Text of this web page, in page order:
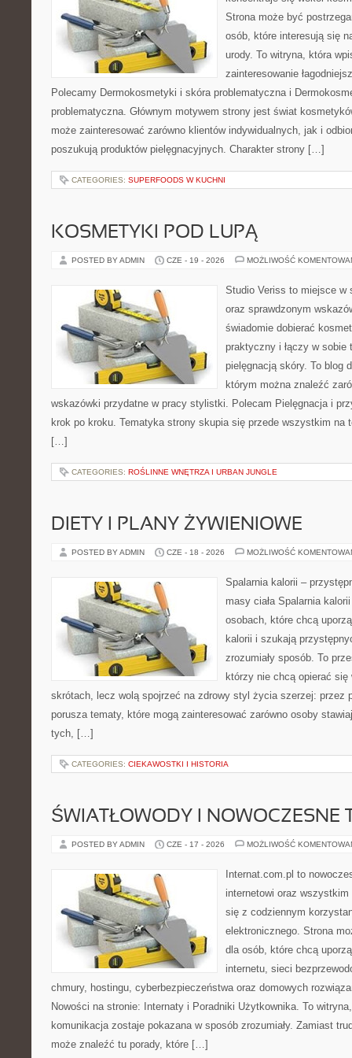
Strona może być
osób, które interesują się
urody. To witryna, która
zainteresowanie
Polecamy Dermokosmetyki i skóra problematyczna i
problematyczna. Głównym motywem strony jest świat
może zainteresować zarówno klientów indywidualnych, jak i
poszukują produktów pielęgnacyjnych. Charakter strony […]
CATEGORIES: SUPERFOODS W KUCHNI
KOSMETYKI POD LUPĄ
POSTED BY ADMIN CZE - 19 - 2026 MOŻLIWOŚĆ
Studio Veriss to miejsce w
oraz sprawdzonym
świadomie dobierać
praktyczny i łączy w sobie
pielęgnacją skóry. To blog
którym można znaleźć
wskazówki przydatne w pracy stylistki. Polecam Pielęgnacja i
krok po kroku. Tematyka strony skupia się przede wszystkim na
[…]
CATEGORIES: ROŚLINNE WNĘTRZA I URBAN JUNGLE
DIETY I PLANY ŻYWIENIOWE
POSTED BY ADMIN CZE - 18 - 2026 MOŻLIWOŚĆ
Spalarnia kalorii –
masy ciała Spalarnia
osobach, które chcą
kalorii i szukają
zrozumiały sposób. To
którzy nie chcą opierać się
skrótach, lecz wolą spojrzeć na zdrowy styl życia szerzej: przez
porusza tematy, które mogą zainteresować zarówno osoby
tych, […]
CATEGORIES: CIEKAWOSTKI I HISTORIA
ŚWIATŁOWODY I NOWOCZESNE
POSTED BY ADMIN CZE - 17 - 2026 MOŻLIWOŚĆ
Internat.com.pl to
internetowi oraz
się z codziennym
elektronicznego. Strona
dla osób, które chcą
internetu, sieci
chmury, hostingu, cyberbezpieczeństwa oraz domowych
Nowości na stronie: Internaty i Poradniki Użytkownika. To
komunikacja zostaje pokazana w sposób zrozumiały. Zamiast
może znaleźć tu porady, które […]